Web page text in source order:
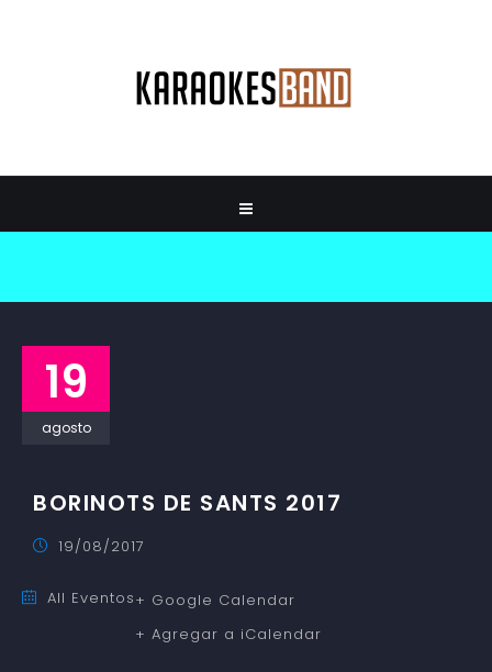
19
agosto
BORINOTS DE SANTS 2017
19/08/2017
All Eventos+ Google Calendar
+ Agregar a iCalendar